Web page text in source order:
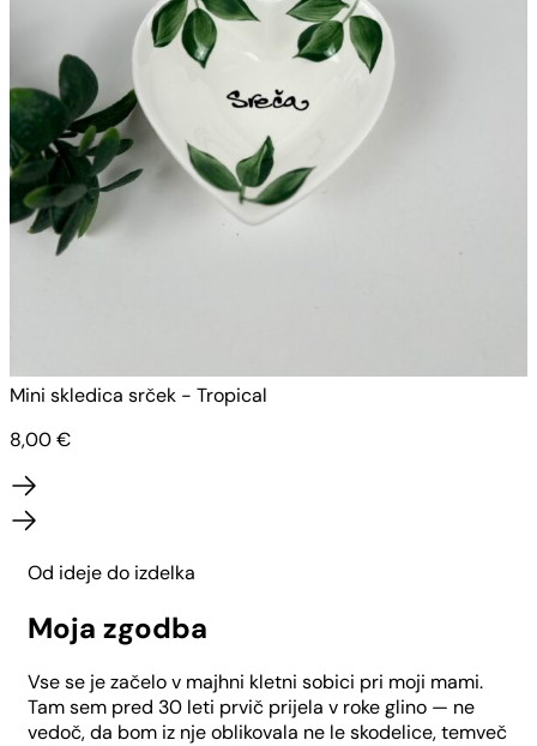
Mini skledica srček - Tropical
8,00€
Od ideje do izdelka
Moja zgodba
Vse se je začelo v majhni kletni sobici pri moji mami.
Tam sem pred 30 leti prvič prijela v roke glino — ne
vedoč, da bom iz nje oblikovala ne le skodelice, temveč